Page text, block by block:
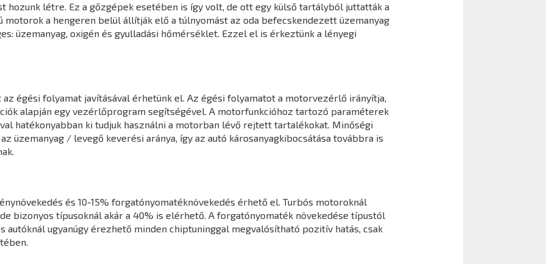
hozunk létre. Ez a gőzgépek esetében is így volt, de ott egy külső tartályból juttatták a
motorok a hengeren belül állítják elő a túlnyomást az oda befecskendezett üzemanyag
üzemanyag, oxigén és gyulladási hőmérséklet. Ezzel el is érkeztünk a lényegi
égési folyamat javításával érhetünk el. Az égési folyamatot a motorvezérlő irányítja,
alapján egy vezérlőprogram segítségével. A motorfunkcióhoz tartozó paraméterek
hatékonyabban ki tudjuk használni a motorban lévő rejtett tartalékokat. Minőségi
üzemanyag / levegő keverési aránya, így az autó károsanyagkibocsátása továbbra is
és 10-15% forgatónyomatéknövekedés érhető el. Turbós motoroknál
bizonyos típusoknál akár a 40% is elérhető. A forgatónyomaték növekedése típustól
autóknál ugyanúgy érezhető minden chiptuninggal megvalósítható pozitív hatás, csak